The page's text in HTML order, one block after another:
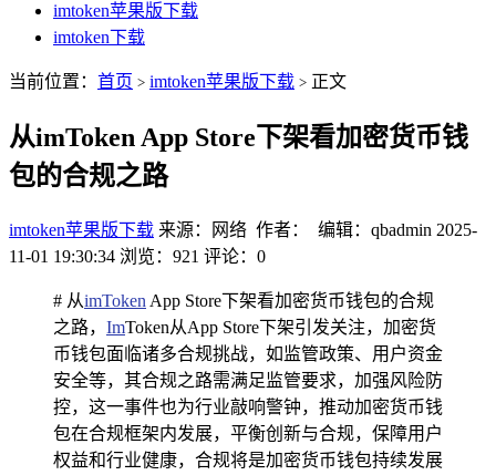
imtoken苹果版下载
imtoken下载
当前位置： 首页 > imtoken苹果版下载 > 正文
从imToken App Store下架看加密货币钱
包的合规之路
imtoken苹果版下载 来源：网络 作者： 编辑：qbadmin 2025-
11-01 19:30:34 浏览：921 评论：0
# 从imToken App Store下架看加密货币钱包的合规
之路， ImToken从App Store下架引发关注，加密货
币钱包面临诸多合规挑战，如监管政策、用户资金
安全等，其合规之路需满足监管要求，加强风险防
控，这一事件也为行业敲响警钟，推动加密货币钱
包在合规框架内发展，平衡创新与合规，保障用户
权益和行业健康，合规将是加密货币钱包持续发展